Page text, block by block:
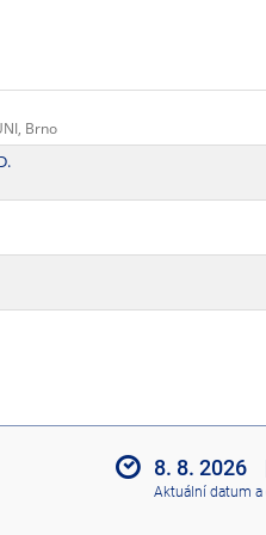
Brno
8. 8. 2026
Aktuální datum a